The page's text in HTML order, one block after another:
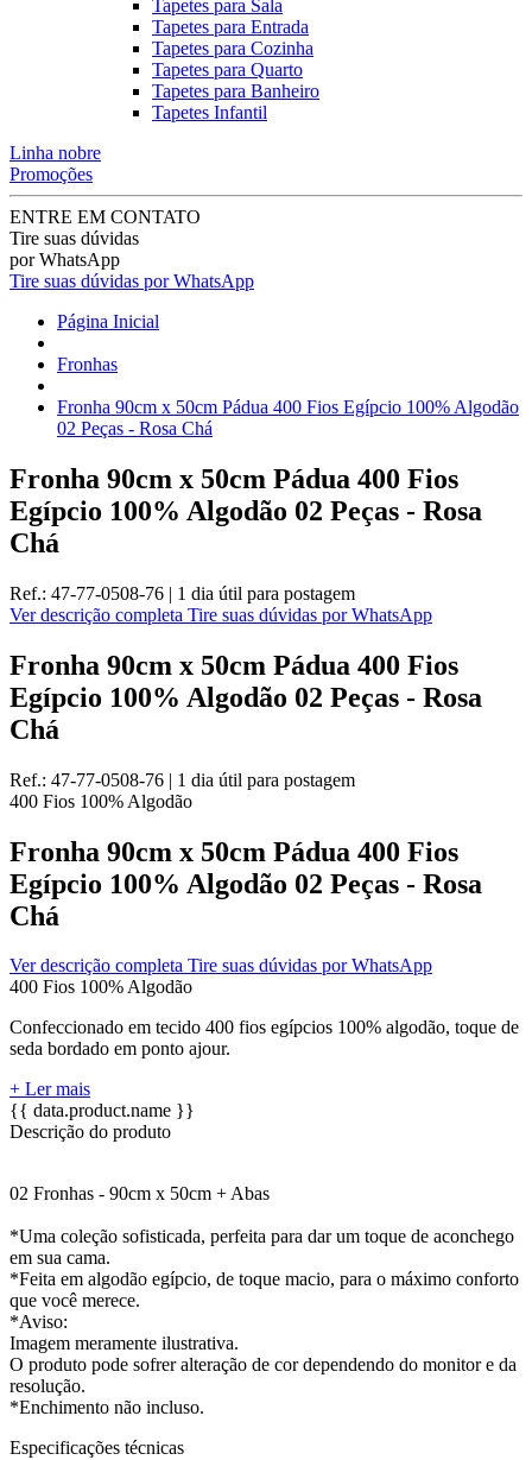
Tapetes para Sala
Tapetes para Entrada
Tapetes para Cozinha
Tapetes para Quarto
Tapetes para Banheiro
Tapetes Infantil
Linha nobre
Promoções
ENTRE EM CONTATO
Tire suas dúvidas
por WhatsApp
Tire suas dúvidas por WhatsApp
Página Inicial
Fronhas
Fronha 90cm x 50cm Pádua 400 Fios Egípcio 100% Algodão
02 Peças - Rosa Chá
Fronha 90cm x 50cm Pádua 400 Fios
Egípcio 100% Algodão 02 Peças - Rosa
Chá
Ref.: 47-77-0508-76 | 1 dia útil para postagem
Ver descrição completa Tire suas dúvidas por WhatsApp
Fronha 90cm x 50cm Pádua 400 Fios
Egípcio 100% Algodão 02 Peças - Rosa
Chá
Ref.: 47-77-0508-76 | 1 dia útil para postagem
400 Fios 100% Algodão
Fronha 90cm x 50cm Pádua 400 Fios
Egípcio 100% Algodão 02 Peças - Rosa
Chá
Ver descrição completa Tire suas dúvidas por WhatsApp
400 Fios 100% Algodão
Confeccionado em tecido 400 fios egípcios 100% algodão, toque de
seda bordado em ponto ajour.
+ Ler mais
{{ data.product.name }}
Descrição do produto
02 Fronhas - 90cm x 50cm + Abas
*Uma coleção sofisticada, perfeita para dar um toque de aconchego
em sua cama.
*Feita em algodão egípcio, de toque macio, para o máximo conforto
que você merece.
*Aviso:
Imagem meramente ilustrativa.
O produto pode sofrer alteração de cor dependendo do monitor e da
resolução.
*Enchimento não incluso.
Especificações técnicas